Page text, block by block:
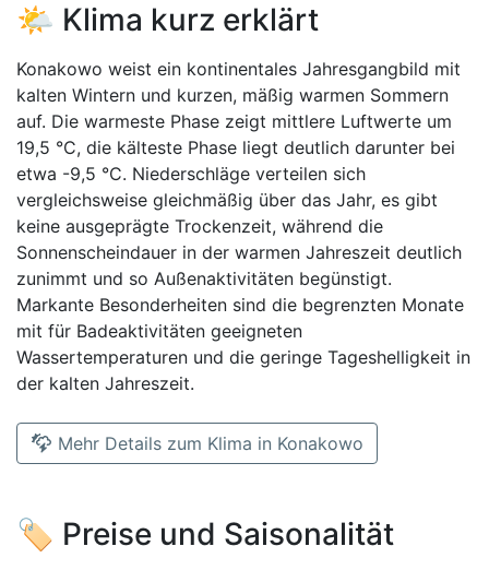
🌤️ Klima kurz erklärt
Konakowo weist ein kontinentales Jahresgangbild mit
kalten Wintern und kurzen, mäßig warmen Sommern
auf. Die warmeste Phase zeigt mittlere Luftwerte um
19,5 °C, die kälteste Phase liegt deutlich darunter bei
etwa -9,5 °C. Niederschläge verteilen sich
vergleichsweise gleichmäßig über das Jahr, es gibt
keine ausgeprägte Trockenzeit, während die
Sonnenscheindauer in der warmen Jahreszeit deutlich
zunimmt und so Außenaktivitäten begünstigt.
Markante Besonderheiten sind die begrenzten Monate
mit für Badeaktivitäten geeigneten
Wassertemperaturen und die geringe Tageshelligkeit in
der kalten Jahreszeit.
Mehr Details zum Klima in Konakowo
🏷️ Preise und Saisonalität